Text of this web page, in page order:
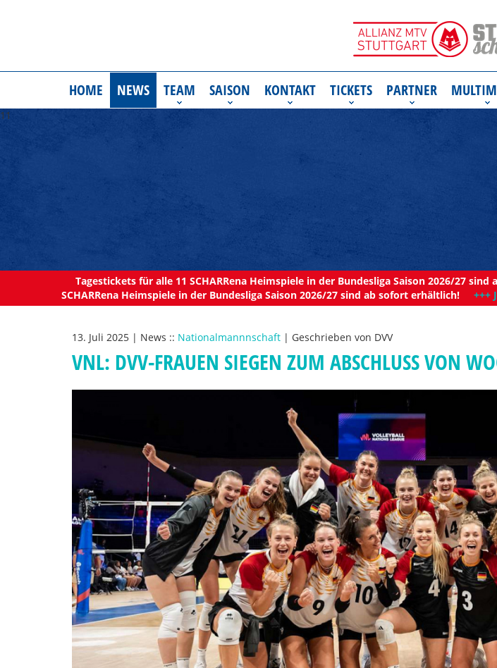
HOME NEWS TEAM SAISON KONTAKT TICKETS PARTNER
11
Tagestickets für alle 11 SCHARRena Heimspiele in der Bundesliga Saison 2026/27
SCHARRena Heimspiele in der Bundesliga Saison 2026/27 sind ab sofort erhältlich! +++
13. Juli 2025 | News :: Nationalmannnschaft | Geschrieben von DVV
VNL: DVV-FRAUEN SIEGEN ZUM ABSCHLUSS VON